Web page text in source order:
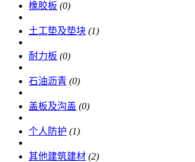
橡胶板 (0)
土工垫及垫块 (1)
耐力板 (0)
石油沥青 (0)
盖板及沟盖 (0)
个人防护 (1)
其他建筑建材 (2)